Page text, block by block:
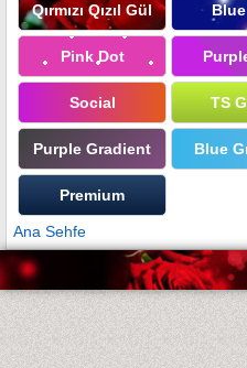
Qırmızı Qızıl Gül
Pink Dot
Social TS
Purple Gradient Blue
Premium
Ana Sehfe